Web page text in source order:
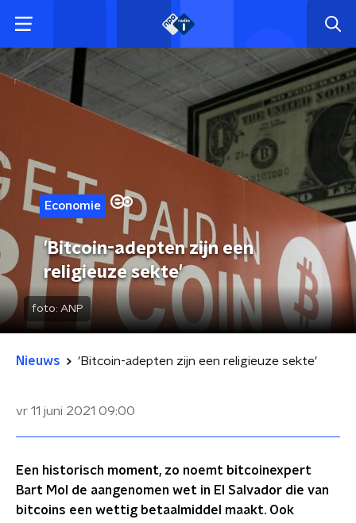
Economie
'Bitcoin-adepten zijn een
religieuze sekte'
foto: ANP
Nieuws 'Bitcoin-adepten zijn een religieuze sekte'
vr 11 juni 2021 09:00
Een historisch moment, zo noemt bitcoinexpert
Bart Mol de aangenomen wet in El Salvador die van
bitcoins een wettig betaalmiddel maakt. Ook